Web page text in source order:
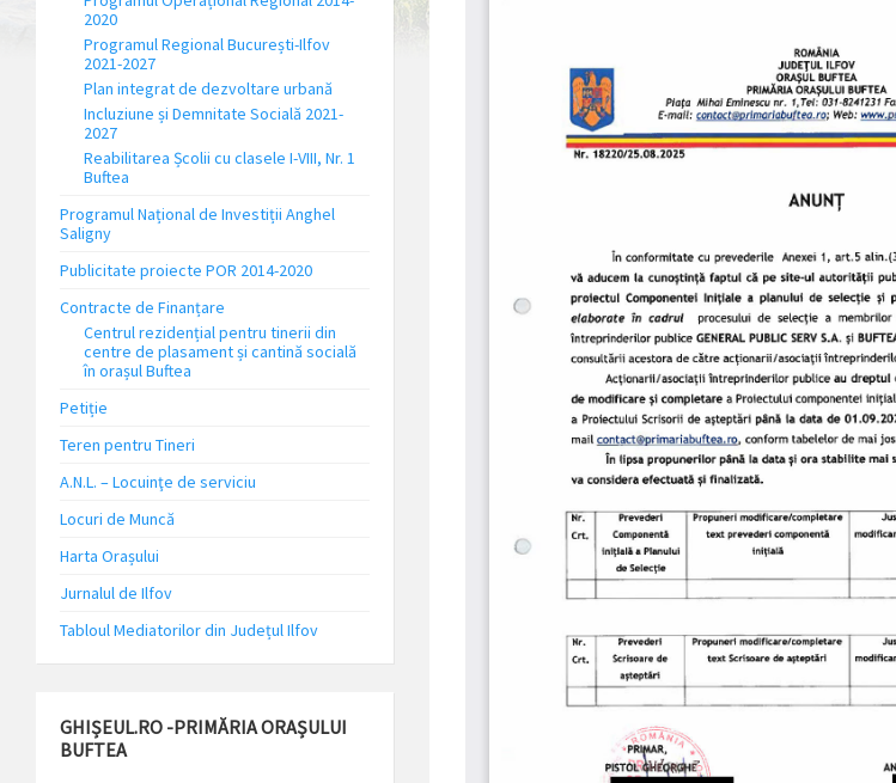
2020
Programul Regional București-Ilfov
2021-2027
Plan integrat de dezvoltare urbană
Incluziune și Demnitate Socială 2021-
2027
Reabilitarea Școlii cu clasele I-VIII, Nr. 1
Buftea
Programul Național de Investiții Anghel
Saligny
Publicitate proiecte POR 2014-2020
Contracte de Finanțare
Centrul rezidențial pentru tinerii din
centre de plasament și cantină socială
în orașul Buftea
Petiție
Teren pentru Tineri
A.N.L. – Locuinţe de serviciu
Locuri de Muncă
Harta Orașului
Jurnalul de Ilfov
Tabloul Mediatorilor din Județul Ilfov
GHIȘEUL.RO -PRIMĂRIA ORAȘULUI
BUFTEA